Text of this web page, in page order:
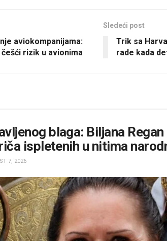
aviokompanijama:
rizik u avionima
Sledeći post
Trik sa
rade kada
blaga: Biljana
ispletenih u nitima
7, 2026